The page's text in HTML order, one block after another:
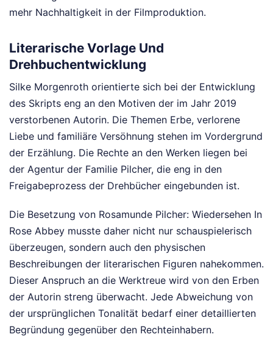
mehr Nachhaltigkeit in der Filmproduktion.
Literarische Vorlage Und
Drehbuchentwicklung
Silke Morgenroth orientierte sich bei der Entwicklung
des Skripts eng an den Motiven der im Jahr 2019
verstorbenen Autorin. Die Themen Erbe, verlorene
Liebe und familiäre Versöhnung stehen im Vordergrund
der Erzählung. Die Rechte an den Werken liegen bei
der Agentur der Familie Pilcher, die eng in den
Freigabeprozess der Drehbücher eingebunden ist.
Die Besetzung von Rosamunde Pilcher: Wiedersehen In
Rose Abbey musste daher nicht nur schauspielerisch
überzeugen, sondern auch den physischen
Beschreibungen der literarischen Figuren nahekommen.
Dieser Anspruch an die Werktreue wird von den Erben
der Autorin streng überwacht. Jede Abweichung von
der ursprünglichen Tonalität bedarf einer detaillierten
Begründung gegenüber den Rechteinhabern.